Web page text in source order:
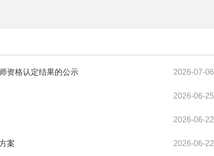
2026-07-06
资格认定结果的公示
2026-06-25
2026-06-22
2026-06-22
案